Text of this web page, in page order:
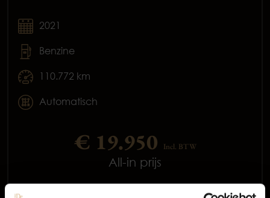
2021
Benzine
110.772 km
Automatisch
€ 19.950 Incl. BTW
All-in prijs
Occasions